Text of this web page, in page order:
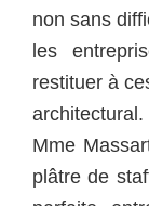
non sans
les
restituer à
Mme
plâtre de